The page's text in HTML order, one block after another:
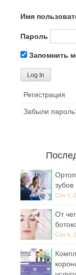
Имя
Пароль
Запомнить
Регистрация
Забыли
зубов
Сен 4,
От
Сен 4,